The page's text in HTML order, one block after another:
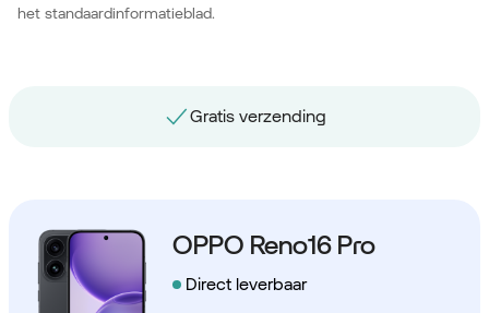
het standaardinformatieblad.
Gratis nummerbehoud
OPPO Reno16 Pro
Direct leverbaar